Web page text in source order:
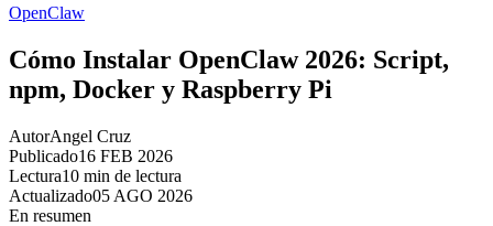
OpenClaw
Cómo Instalar OpenClaw 2026: Script,
npm, Docker y Raspberry Pi
AutorAngel Cruz
Publicado16 FEB 2026
Lectura10 min de lectura
Actualizado05 AGO 2026
En resumen